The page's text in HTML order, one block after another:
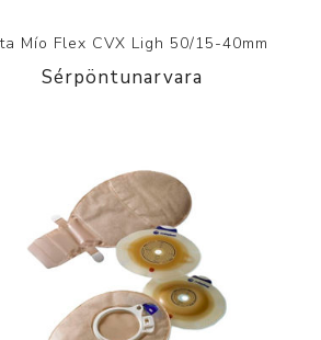
Mío Flex CVX Ligh 50/15-40mm
Sérpöntunarvara